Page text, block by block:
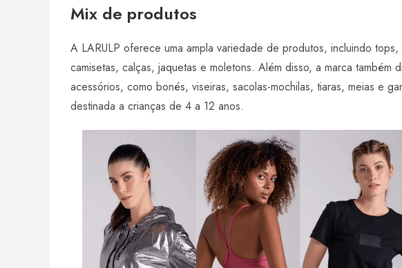
Mix de produtos
A LARULP oferece uma ampla variedade de produtos, incluindo
camisetas, calças, jaquetas e moletons. Além disso, a marca também
acessórios, como bonés, viseiras, sacolas-mochilas, tiaras, meias e
destinada a crianças de 4 a 12 anos.